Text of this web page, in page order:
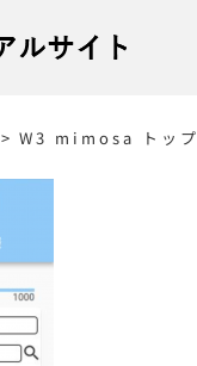
> W3 mimosa トップ